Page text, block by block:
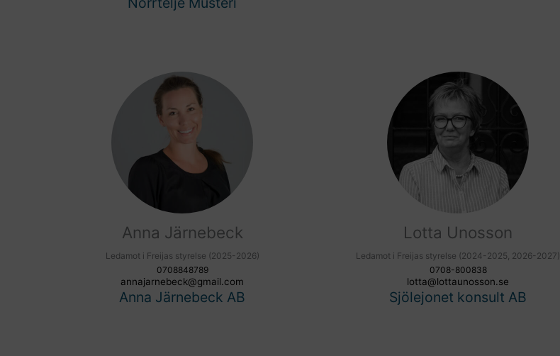
Anna Järnebeck
Ledamot i Freijas styrelse (2025-2026)
0708848789
annajarnebeck@gmail.com
Anna Järnebeck AB
Lotta Unosson
Ledamot i Freijas styrelse (2024-2025, 2026-2027)
0708-800838
lotta@lottaunosson.se
Sjölejonet konsult AB